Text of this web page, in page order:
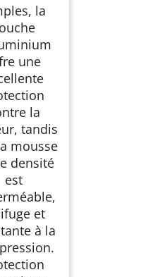
la
une
la
tandis
mousse
densité
est
et
à la